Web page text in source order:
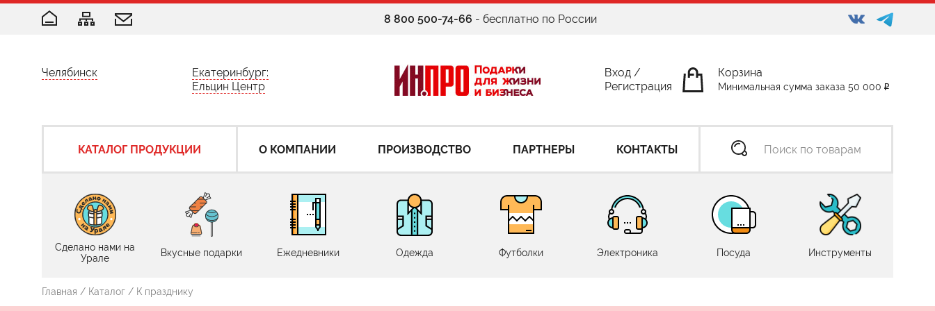
8 800 500-74-66 - бесплатно по России
Челябинск
Екатеринбург:
Ельцин Центр
Вход /
Регистрация
Корзина
Минимальная сумма заказа 50 000
КАТАЛОГ ПРОДУКЦИИ О КОМПАНИИ ПРОИЗВОДСТВО ПАРТНЕРЫ КОНТАКТЫ
Сделано нами на
Урале
Вкусные подарки Ежедневники Одежда Футболки Электроника Посуда Инструменты
Главная / Каталог / К празднику